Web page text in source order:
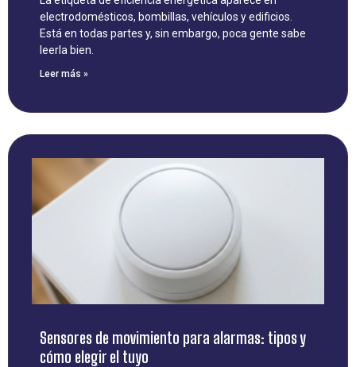
electrodomésticos, bombillas, vehículos y edificios.
Está en todas partes y, sin embargo, poca gente sabe
leerla bien.
Leer más »
Sensores de movimiento para alarmas: tipos y
cómo elegir el tuyo